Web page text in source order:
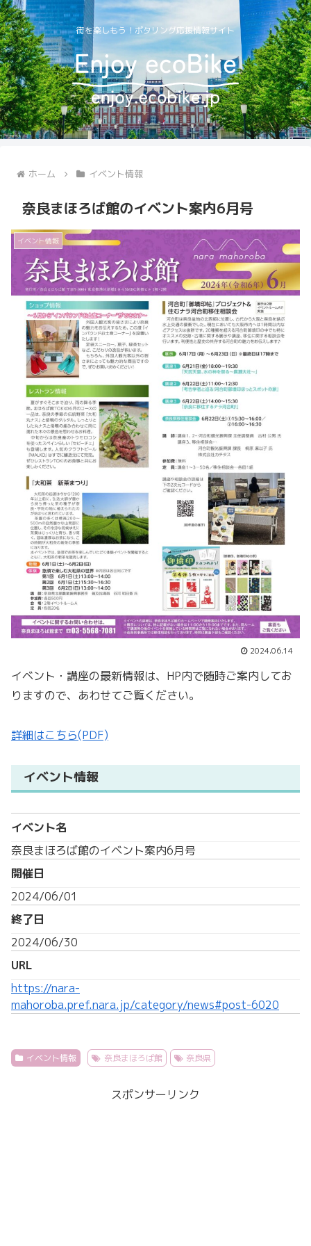
街を楽しもう！ポタリング応援情報サイト
ホーム イベント情報
奈良まほろば館のイベント案内6月号
イベント情報
2024.06.14
イベント・講座の最新情報は、HP内で随時ご案内してお
りますので、あわせてご覧ください。
詳細はこちら(PDF)
イベント情報
イベント名
奈良まほろば館のイベント案内6月号
開催日
2024/06/01
終了日
2024/06/30
URL
https://nara-
mahoroba.pref.nara.jp/category/news#post-6020
イベント情報 奈良まほろば館 奈良県
スポンサーリンク